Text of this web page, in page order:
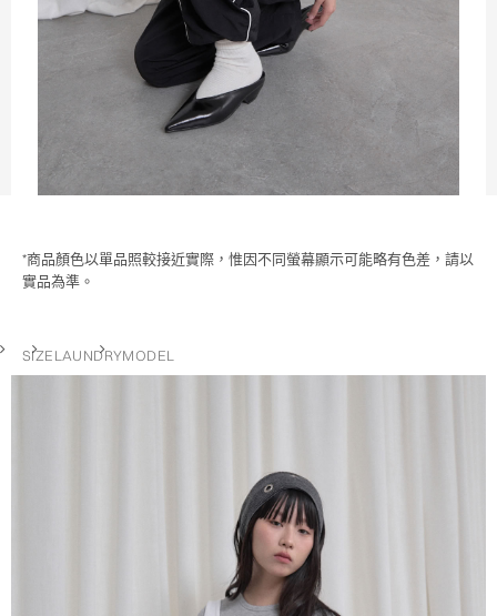
*商品顏色以單品照較接近實際，惟因不同螢幕顯示可能略有色差，請以
實品為準。
SIZELAUNDRYMODEL